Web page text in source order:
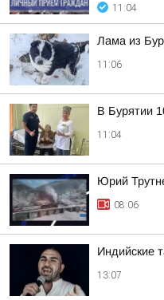
11:04
Лама из
11:06
В Бурятии
11:04
Юрий
08:06
Индийские
13:07